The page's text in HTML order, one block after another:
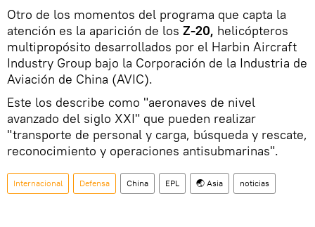
Otro de los momentos del programa que capta la
atención es la aparición de los Z-20, helicópteros
multipropósito desarrollados por el Harbin Aircraft
Industry Group bajo la Corporación de la Industria de
Aviación de China (AVIC).
Este los describe como "aeronaves de nivel
avanzado del siglo XXI" que pueden realizar
"transporte de personal y carga, búsqueda y rescate,
reconocimiento y operaciones antisubmarinas".
Internacional Defensa China EPL 🌏 Asia noticias